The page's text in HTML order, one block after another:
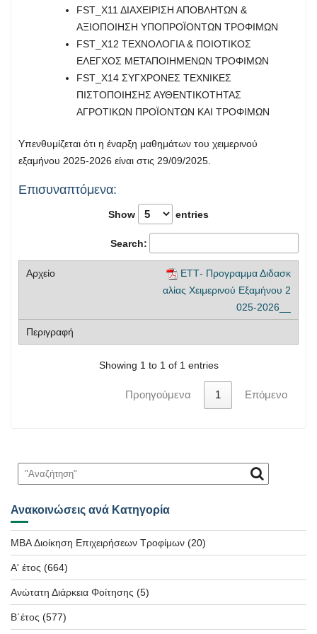
FST_Χ11 ΔΙΑΧΕΙΡΙΣΗ ΑΠΟΒΛΗΤΩΝ &
ΑΞΙΟΠΟΙΗΣΗ ΥΠΟΠΡΟΪΟΝΤΩΝ ΤΡΟΦΙΜΩΝ
FST_Χ12 ΤΕΧΝΟΛΟΓΙΑ & ΠΟΙΟΤΙΚΟΣ
ΕΛΕΓΧΟΣ ΜΕΤΑΠΟΙΗΜΕΝΩΝ ΤΡΟΦΙΜΩΝ
FST_X14 ΣΥΓΧΡΟΝΕΣ ΤΕΧΝΙΚΕΣ
ΠΙΣΤΟΠΟΙΗΣΗΣ ΑΥΘΕΝΤΙΚΟΤΗΤΑΣ
ΑΓΡΟΤΙΚΩΝ ΠΡΟΪΟΝΤΩΝ ΚΑΙ ΤΡΟΦΙΜΩΝ
Υπενθυμίζεται ότι η έναρξη μαθημάτων του χειμερινού
εξαμήνου 2025-2026 είναι στις 29/09/2025.
Επισυναπτόμενα:
Show entries
Search:
ΕΤΤ- Προγραμμα Διδασκ
αλίας Χειμερινού Εξαμήνου 2
025-2026__
Showing 1 to 1 of 1 entries
Προηγούμενα 1 Επόμενο
Ανακοινώσεις ανά Κατηγορία
MBA Διοίκηση Επιχειρήσεων Τροφίμων (20)
Α' έτος (664)
Ανώτατη Διάρκεια Φοίτησης (5)
Β΄έτος (577)